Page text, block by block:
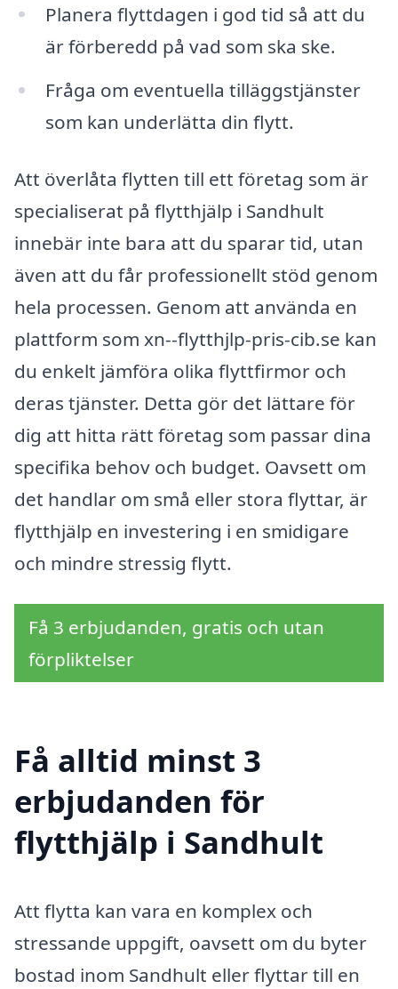
Planera flyttdagen i god tid så att du
är förberedd på vad som ska ske.
Fråga om eventuella tilläggstjänster
som kan underlätta din flytt.
Att överlåta flytten till ett företag som är
specialiserat på flytthjälp i Sandhult
innebär inte bara att du sparar tid, utan
även att du får professionellt stöd genom
hela processen. Genom att använda en
plattform som xn--flytthjlp-pris-cib.se kan
du enkelt jämföra olika flyttfirmor och
deras tjänster. Detta gör det lättare för
dig att hitta rätt företag som passar dina
specifika behov och budget. Oavsett om
det handlar om små eller stora flyttar, är
flytthjälp en investering i en smidigare
och mindre stressig flytt.
Få 3 erbjudanden, gratis och utan
förpliktelser
Få alltid minst 3
erbjudanden för
flytthjälp i Sandhult
Att flytta kan vara en komplex och
stressande uppgift, oavsett om du byter
bostad inom Sandhult eller flyttar till en